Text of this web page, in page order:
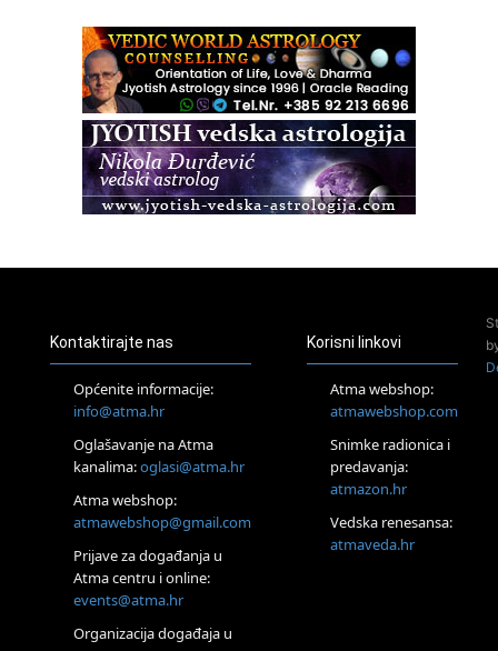
Zagreb+Online
Osnovni ThetaHealing® tečaj, Zagreb i Online
Zagreb
Osnovna radionica za izscjeljivanje pranom (Basic Pranic
Healing course)
Access BARS®, otpusti stres
Pjesma srca / Zagreb
Tečaj Višeg Vodstva, razvijanja intuicije i Akaša zapisa
Online
Upisi u program Profesionalni hipnoterapeut — nova
Online
Postanite Nositelj Vibracije Nove Zemlje
Visoko
Alemka Dauskardt – Jednodnevna radionica sistemskih
konstelacija
Kontaktirajte nas
Općenite informacije:
info@atma.hr
Oglašavanje na Atma
kanalima:oglasi@atma.hr
Atma webshop:
atmawebshop@gmail.com
Prijave za događanja u
Atma centru i online:
events@atma.hr
Organizacija događaja u
Korisni linkovi
Atma webshop:
atmawebshop.com
Snimke radionica i
predavanja:
atmazon.hr
Vedska renesansa:
atmaveda.hr